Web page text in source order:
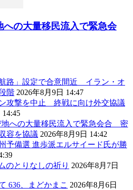
の大量移民流入で緊急会
路」設定で合意間近 イラン・オ
階 2026年8月9日 14:47
攻撃を中止 終戦に向け外交協議
14:45
地への大量移民流入で緊急会合 密
容を協議 2026年8月9日 14:42
予備選 進歩派エルサイード氏が勝
のとりなしの祈り 2026年8月7日
636、まどかまこ 2026年8月6日